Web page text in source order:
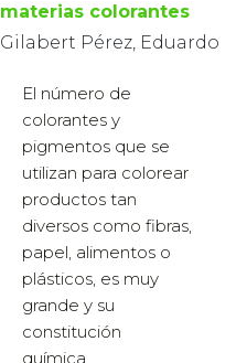
materias colorantes
Gilabert Pérez, Eduardo
El número de
colorantes y
pigmentos que se
utilizan para colorear
productos tan
diversos como fibras,
papel, alimentos o
plásticos, es muy
grande y su
constitución
química...